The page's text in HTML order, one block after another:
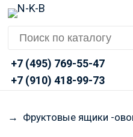
+7 (495) 769-55-47
+7 (910) 418-99-73
→ Фруктовые ящики -